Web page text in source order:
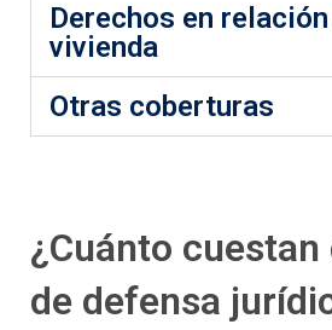
Derechos en
vivienda
Otras coberturas
¿Cuánto
de defensa